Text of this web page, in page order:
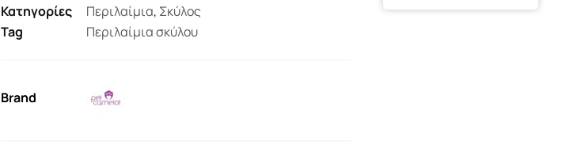
Κατηγορίες
Περιλαίμια, Σκύλος
Tag
Περιλαίμια σκύλου
Brand